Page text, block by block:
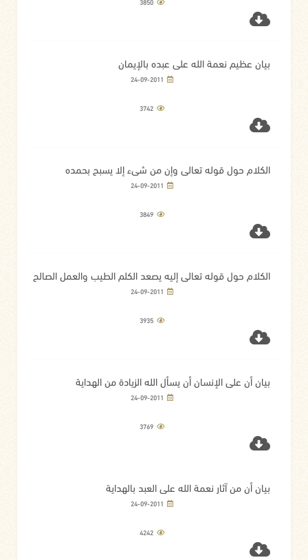
بيان عظيم نعمة الله على عبده بالإيمان
3742
الكلام حول قوله تعالى وإن من شيء إلا يسبح بحمده
3849
الكلام حول قوله تعالى إليه يصعد الكلم الطيب والعمل الصالح
3935
بيان أن على الإنسان أن يسأل الله الزيادة من الهداية
3769
بيان أن من آثار نعمة الله على العبد بالهداية
4242